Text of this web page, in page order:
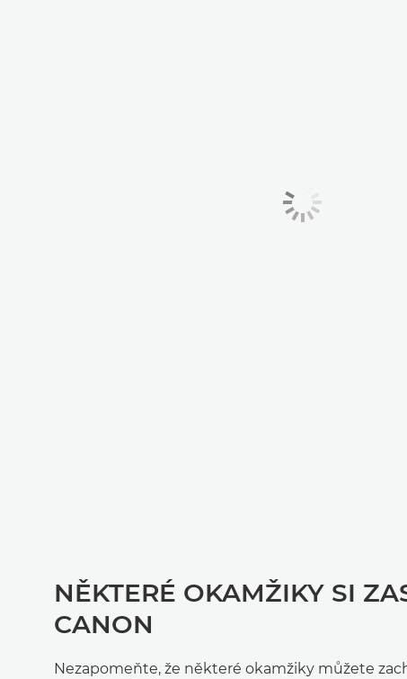
NĚKTERÉ OKAMŽIKY SI
CANON
Nezapomeňte, že některé okamžiky můžete